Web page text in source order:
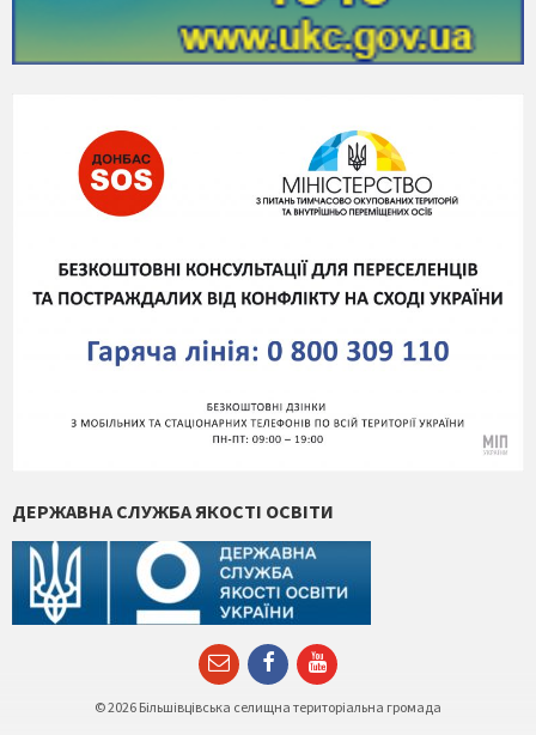
ДЕРЖАВНА СЛУЖБА ЯКОСТІ ОСВІТИ
EmailFacebookYouTube
© 2026 Більшівцівська селищна територіальна громада